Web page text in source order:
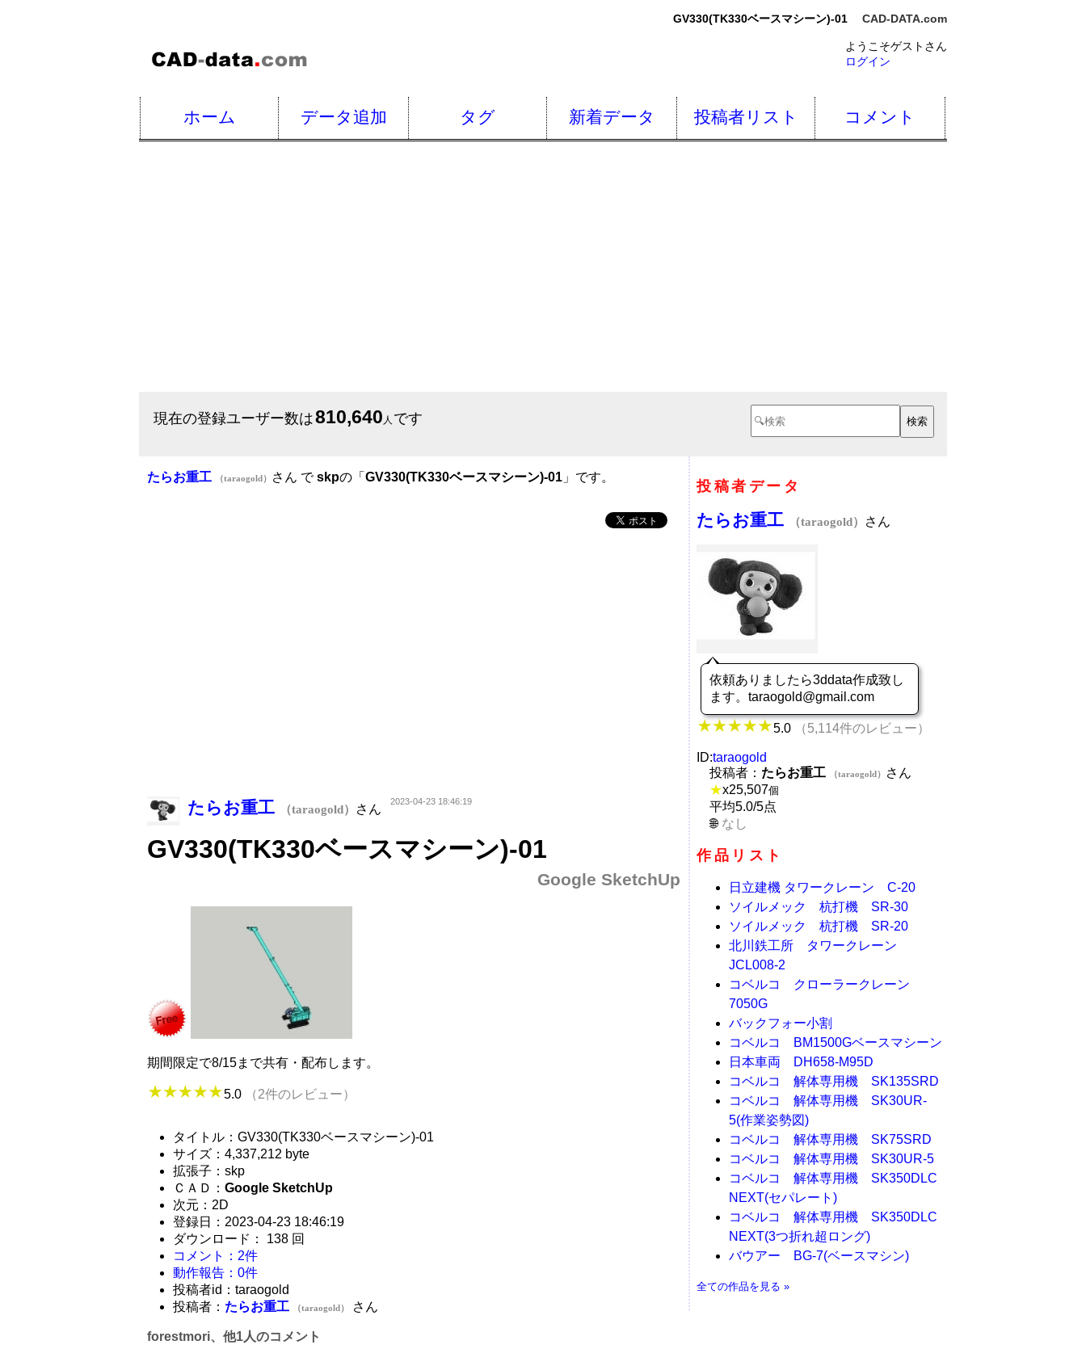
GV330(TK330ベースマシーン)-01 CAD-DATA.com
ようこそゲストさん
ログイン
ホーム データ追加 タグ 新着データ 投稿者リスト コメント
現在の登録ユーザー数は810,640 人 です
たらお重工 （taraogold） さん でskpの「 GV330(TK330ベースマシーン)-01 」です。
たらお重工 （taraogold） さん
2023-04-23 18:46:19
GV330(TK330ベースマシーン)-01
Google SketchUp
期間限定で8/15まで共有・配布します。
5.0 （2件のレビュー）
タイトル：GV330(TK330ベースマシーン)-01
サイズ：4,337,212 byte
拡張子：skp
ＣＡＤ： Google SketchUp
次元：2D
登録日：2023-04-23 18:46:19
ダウンロード： 138 回
コメント：2件
動作報告：0件
投稿者id：taraogold
投稿者： たらお重工 （taraogold） さん
forestmori、他1人のコメント
投稿者データ
たらお重工 （taraogold） さん
依頼ありましたら3ddata作成致し
ます。taraogold@gmail.com
5.0 （5,114件のレビュー）
ID:taraogold
投稿者： たらお重工 （taraogold）
さん
★x25,507個
平均5.0/5点
なし
作品リスト
日立建機 タワークレーン C-20
ソイルメック 杭打機 SR-30
ソイルメック 杭打機 SR-20
北川鉄工所 タワークレーン
JCL008-2
コベルコ クローラークレーン
7050G
バックフォー小割
コベルコ BM1500Gベースマシーン
日本車両 DH658-M95D
コベルコ 解体専用機 SK135SRD
コベルコ 解体専用機 SK30UR-
5(作業姿勢図)
コベルコ 解体専用機 SK75SRD
コベルコ 解体専用機 SK30UR-5
コベルコ 解体専用機 SK350DLC
NEXT(セパレート)
コベルコ 解体専用機 SK350DLC
NEXT(3つ折れ超ロング)
バウアー BG-7(ベースマシン)
全ての作品を見る »